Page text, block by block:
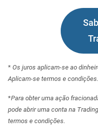
* Os juros aplicam-se ao
Aplicam-se termos e condições.
*Para obter uma ação
pode abrir uma conta na
termos e condições.